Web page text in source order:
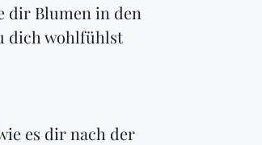
dir Blumen in den
dich wohlfühlst
es dir nach der